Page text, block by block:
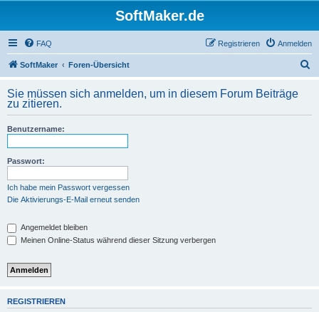
SoftMaker.de
FAQ Anmelden
Registrieren
SoftMaker Foren-Übersicht
h
Sie müssen sich anmelden, um in diesem Forum Beiträge
zu zitieren.
Benutzername:
Passwort:
Ich habe mein Passwort vergessen
Die Aktivierungs-E-Mail erneut senden
Angemeldet bleiben
Meinen Online-Status während dieser Sitzung verbergen
REGISTRIEREN